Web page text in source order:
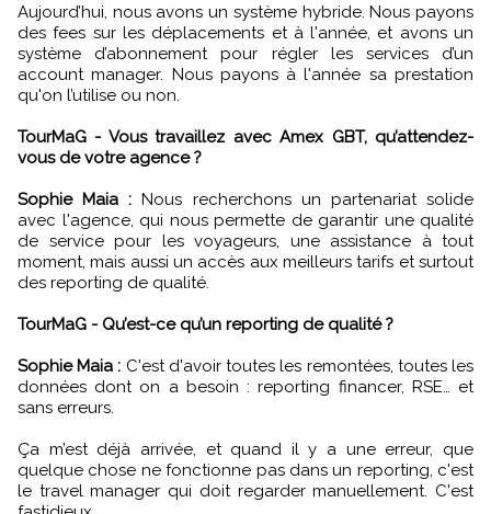
Aujourd’hui, nous avons un système hybride. Nous payons
des fees sur les déplacements et à l'année, et avons un
système d’abonnement pour régler les services d’un
account manager. Nous payons à l'année sa prestation
qu'on l’utilise ou non.
TourMaG - Vous travaillez avec Amex GBT, qu’attendez-
vous de votre agence ?
Sophie Maia : Nous recherchons un partenariat solide
avec l'agence, qui nous permette de garantir une qualité
de service pour les voyageurs, une assistance à tout
moment, mais aussi un accès aux meilleurs tarifs et surtout
des reporting de qualité.
TourMaG - Qu’est-ce qu’un reporting de qualité ?
Sophie Maia : C'est d'avoir toutes les remontées, toutes les
données dont on a besoin : reporting financer, RSE… et
sans erreurs.
Ça m’est déjà arrivée, et quand il y a une erreur, que
quelque chose ne fonctionne pas dans un reporting, c'est
le travel manager qui doit regarder manuellement. C'est